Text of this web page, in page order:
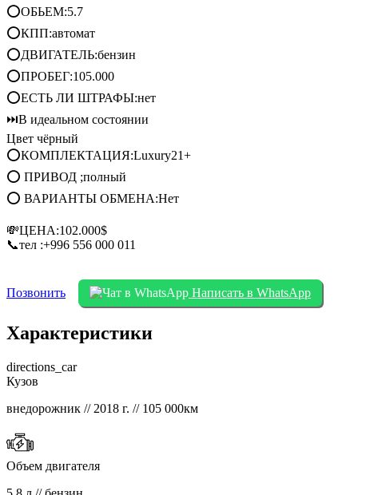
⭕ОБЬЕМ:5.7
⭕КПП:автомат
⭕ДВИГАТЕЛЬ:бензин
⭕ПРОБЕГ:105.000
⭕ЕСТЬ ЛИ ШТРАФЫ:нет
⏭В идеальном состоянии
Цвет чёрный
⭕КОМПЛЕКТАЦИЯ:Luxury21+
⭕ ПРИВОД ;полный
⭕ ВАРИАНТЫ ОБМЕНА:Нет
💸ЦЕНА:102.000$
📞тел :‪+996 556 000 011
Позвонить Написать в WhatsApp
Характеристики
directions_car
Кузов
внедорожник // 2018 г. // 105 000км
Объем двигателя